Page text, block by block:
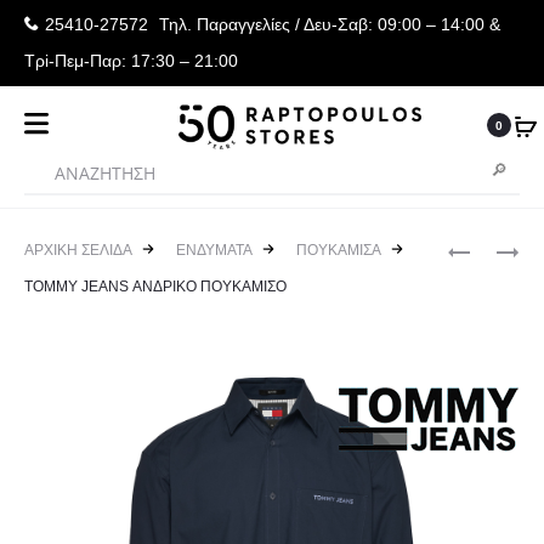
25410-27572 Τηλ. Παραγγελίες / Δευ-Σαβ: 09:00 – 14:00 &
Τρi-Πεμ-Παρ: 17:30 – 21:00
0
TOMMY
TOMMY
ΑΡΧΙΚΉ ΣΕΛΊΔΑ ΕΝΔΥΜΑΤΑ ΠΟΥΚΑΜΙΣΑ
TOMMY JEANS ΑΝΔΡΙΚΟ ΠΟΥΚΑΜΙΣΟ